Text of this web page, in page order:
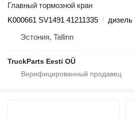
Главный тормозной кран
K000661 SV1491 41211335
дизель
Эстония, Tallinn
TruckParts Eesti OÜ